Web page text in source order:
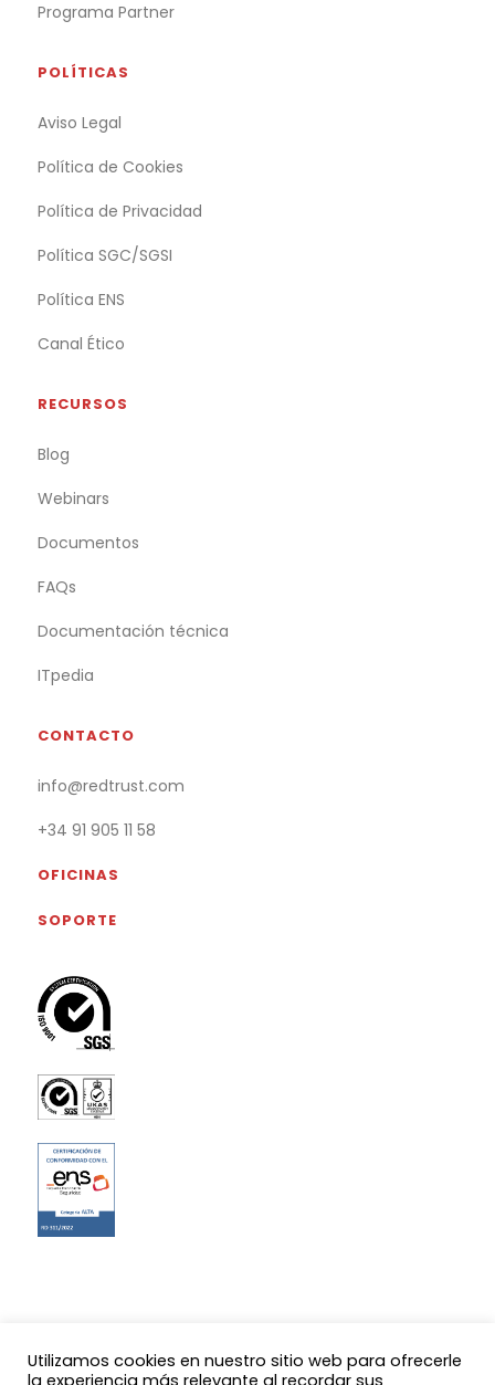
Programa Partner
POLÍTICAS
Aviso Legal
Política de Cookies
Política de Privacidad
Política SGC/SGSI
Política ENS
Canal Ético
RECURSOS
Blog
Webinars
Documentos
FAQs
Documentación técnica
ITpedia
CONTACTO
info@redtrust.com
+34 91 905 11 58
OFICINAS
SOPORTE
Utilizamos cookies en nuestro sitio web para ofrecerle
la experiencia más relevante al recordar sus